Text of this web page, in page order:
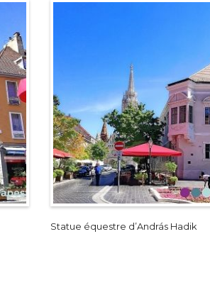
Statue équestre d’András Hadik